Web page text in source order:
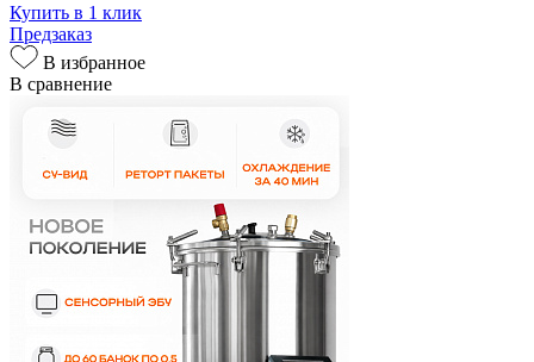
Купить в 1 клик
Предзаказ
В избранное
В сравнение